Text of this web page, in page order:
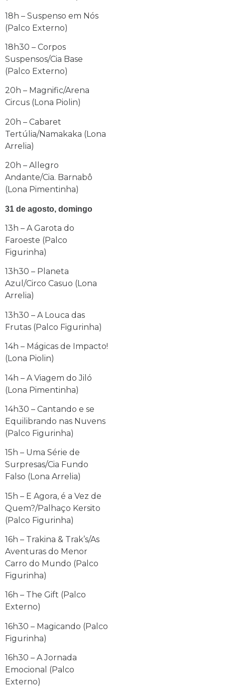
18h – Suspenso em Nós
(Palco Externo)
18h30 – Corpos
Suspensos/Cia Base
(Palco Externo)
20h – Magnific/Arena
Circus (Lona Piolin)
20h – Cabaret
Tertúlia/Namakaka (Lona
Arrelia)
20h – Allegro
Andante/Cia. Barnabô
(Lona Pimentinha)
31 de agosto, domingo
13h – A Garota do
Faroeste (Palco
Figurinha)
13h30 – Planeta
Azul/Circo Casuo (Lona
Arrelia)
13h30 – A Louca das
Frutas (Palco Figurinha)
14h – Mágicas de Impacto!
(Lona Piolin)
14h – A Viagem do Jiló
(Lona Pimentinha)
14h30 – Cantando e se
Equilibrando nas Nuvens
(Palco Figurinha)
15h – Uma Série de
Surpresas/Cia Fundo
Falso (Lona Arrelia)
15h – E Agora, é a Vez de
Quem?/Palhaço Kersito
(Palco Figurinha)
16h – Trakina & Trak’s/As
Aventuras do Menor
Carro do Mundo (Palco
Figurinha)
16h – The Gift (Palco
Externo)
16h30 – Magicando (Palco
Figurinha)
16h30 – A Jornada
Emocional (Palco
Externo)